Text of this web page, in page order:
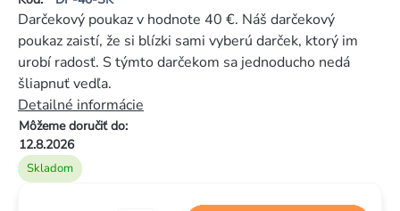
produktu
0,0
z
5
hviezdičiek.
Skladom
Môžeme doručiť do:
12.8.2026
Darčekový poukaz v hodnote 40 €. Náš darčekový
poukaz zaistí, že si blízki sami vyberú darček, ktorý im
urobí radosť. S týmto darčekom sa jednoducho nedá
šliapnuť vedľa.
Detailné informácie